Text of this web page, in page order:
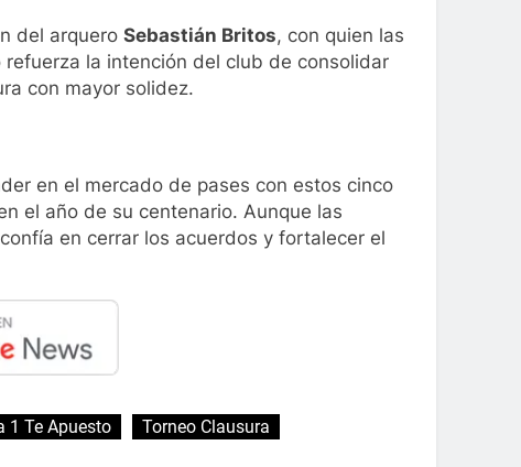
del arquero Sebastián Britos, con quien las
la intención del club de consolidar
con mayor solidez.
en el mercado de pases con estos cinco
el año de su centenario. Aunque las
en cerrar los acuerdos y fortalecer el
1 Te Apuesto
Torneo Clausura